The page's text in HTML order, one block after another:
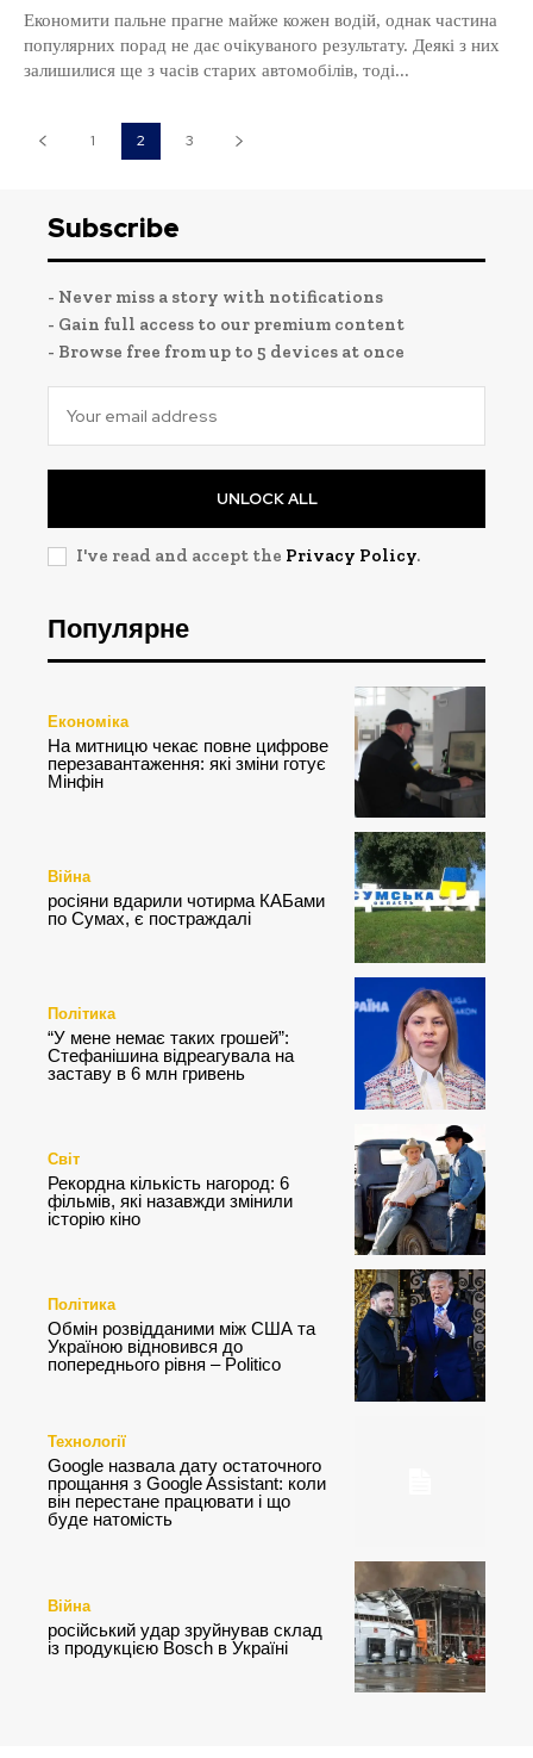
Економити пальне прагне майже кожен водій, однак частина
популярних порад не дає очікуваного результату. Деякі з них
залишилися ще з часів старих автомобілів, тоді...
1 2 3
Subscribe
- Never miss a story with notifications
- Gain full access to our premium content
- Browse free from up to 5 devices at once
UNLOCK ALL
I've read and accept the Privacy Policy.
Популярне
Економіка
На митницю чекає повне цифрове
перезавантаження: які зміни готує
Мінфін
Війна
росіяни вдарили чотирма КАБами
по Сумах, є постраждалі
Політика
“У мене немає таких грошей”:
Стефанішина відреагувала на
заставу в 6 млн гривень
Світ
Рекордна кількість нагород: 6
фільмів, які назавжди змінили
історію кіно
Політика
Обмін розвідданими між США та
Україною відновився до
попереднього рівня – Politico
Технології
Google назвала дату остаточного
прощання з Google Assistant: коли
він перестане працювати і що
буде натомість
Війна
російський удар зруйнував склад
із продукцією Bosch в Україні